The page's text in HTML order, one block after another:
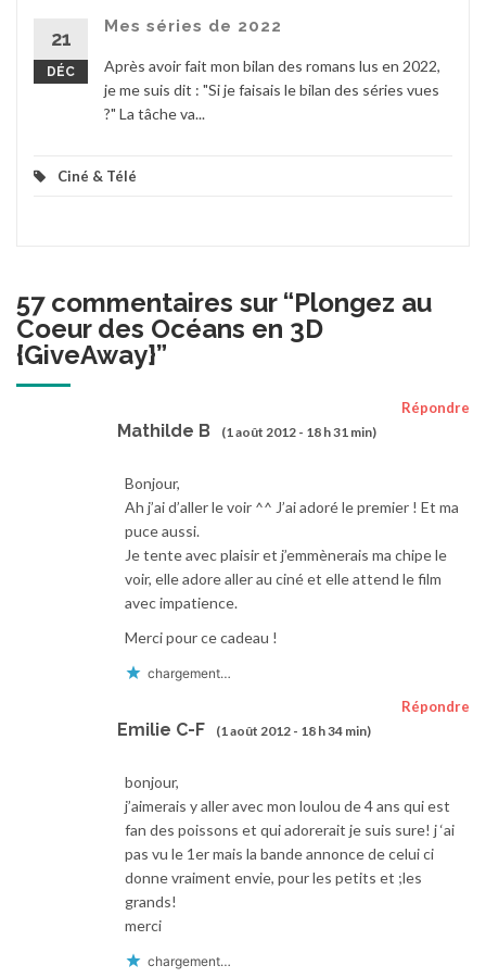
21
DÉC
Mes séries de 2022
Après avoir fait mon bilan des romans lus en 2022,
je me suis dit : "Si je faisais le bilan des séries vues
?" La tâche va...
Ciné & Télé
57 commentaires sur “Plongez au
Coeur des Océans en 3D
{GiveAway}”
Mathilde B (1 août 2012 - 18 h 31 min)
Répondre
Bonjour,
Ah j’ai d’aller le voir ^^ J’ai adoré le premier ! Et ma
puce aussi.
Je tente avec plaisir et j’emmènerais ma chipe le
voir, elle adore aller au ciné et elle attend le film
avec impatience.
Merci pour ce cadeau !
chargement…
Emilie C-F (1 août 2012 - 18 h 34 min)
Répondre
bonjour,
j’aimerais y aller avec mon loulou de 4 ans qui est
fan des poissons et qui adorerait je suis sure! j ‘ai
pas vu le 1er mais la bande annonce de celui ci
donne vraiment envie, pour les petits et ;les
grands!
merci
chargement…